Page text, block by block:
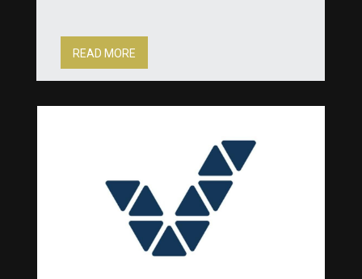
READ MORE